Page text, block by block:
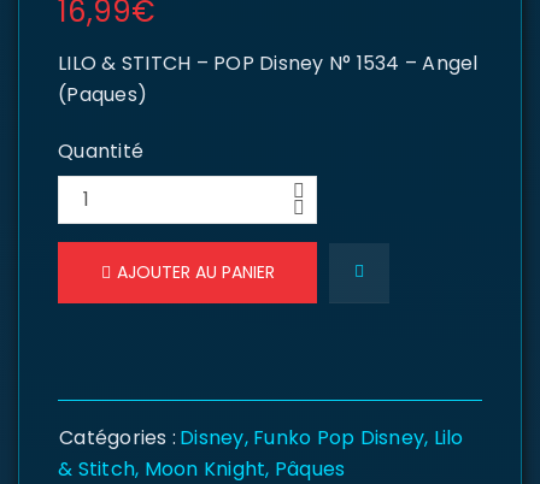
16,99€
LILO & STITCH – POP Disney N° 1534 – Angel
(Paques)
Quantité
AJOUTER AU PANIER
Catégories : Disney, Funko Pop Disney, Lilo
& Stitch, Moon Knight, Pâques